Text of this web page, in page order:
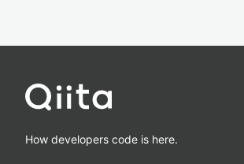
How developers code is here.